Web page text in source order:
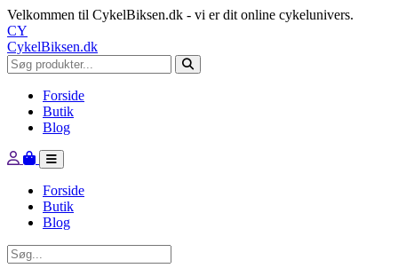
Velkommen til CykelBiksen.dk - vi er dit online cykelunivers.
CY
CykelBiksen.dk
Forside
Butik
Blog
Forside
Butik
Blog